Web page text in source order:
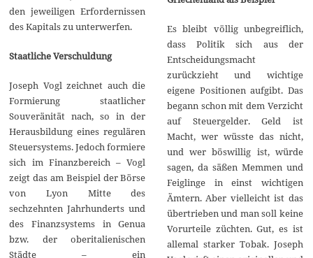
den jeweiligen Erfordernissen
des Kapitals zu unterwerfen.
Staatliche Verschuldung
Joseph Vogl zeichnet auch die
Formierung staatlicher
Souveränität nach, so in der
Herausbildung eines regulären
Steuersystems. Jedoch formiere
sich im Finanzbereich – Vogl
zeigt das am Beispiel der Börse
von Lyon Mitte des
sechzehnten Jahrhunderts und
des Finanzsystems in Genua
bzw. der oberitalienischen
Städte – ein
Es bleibt völlig unbegreiflich,
dass Politik sich aus der
Entscheidungsmacht
zurückzieht und wichtige
eigene Positionen aufgibt. Das
begann schon mit dem Verzicht
auf Steuergelder. Geld ist
Macht, wer wüsste das nicht,
und wer böswillig ist, würde
sagen, da säßen Memmen und
Feiglinge in einst wichtigen
Ämtern. Aber vielleicht ist das
übertrieben und man soll keine
Vorurteile züchten. Gut, es ist
allemal starker Tobak. Joseph